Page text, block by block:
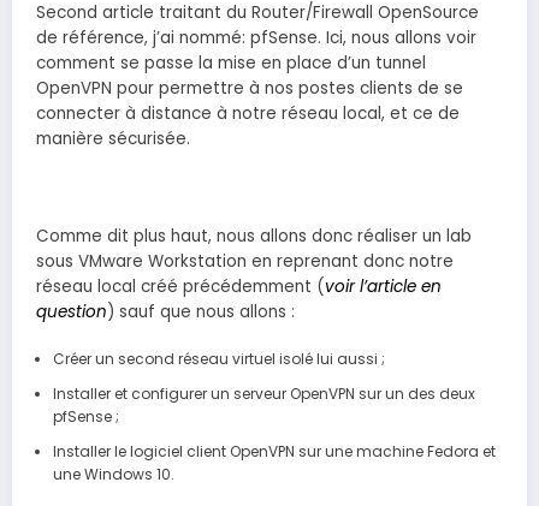
Second article traitant du Router/Firewall OpenSource
de référence, j’ai nommé: pfSense. Ici, nous allons voir
comment se passe la mise en place d’un tunnel
OpenVPN pour permettre à nos postes clients de se
connecter à distance à notre réseau local, et ce de
manière sécurisée.
Comme dit plus haut, nous allons donc réaliser un lab
sous VMware Workstation en reprenant donc notre
réseau local créé précédemment (voir l’article en
question) sauf que nous allons :
Créer un second réseau virtuel isolé lui aussi ;
Installer et configurer un serveur OpenVPN sur un des deux
pfSense ;
Installer le logiciel client OpenVPN sur une machine Fedora et
une Windows 10.